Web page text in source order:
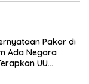
Pakar di
Ada Negara
UU